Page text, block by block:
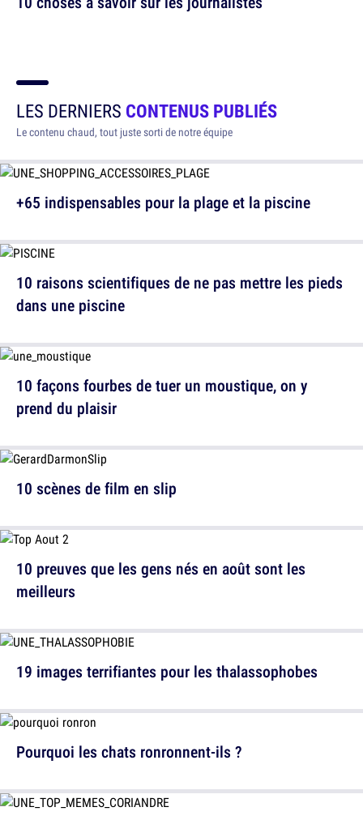
LES DERNIERS CONTENUS PUBLIÉS
Le contenu chaud, tout juste sorti de notre équipe
+65 indispensables pour la plage et la piscine
10 façons fourbes de tuer un moustique, on y
prend du plaisir
10 preuves que les gens nés en août sont les
meilleurs
Pourquoi les chats ronronnent-ils ?
10 raisons scientifiques de ne pas mettre les pieds
dans une piscine
10 scènes de film en slip
19 images terrifiantes pour les thalassophobes